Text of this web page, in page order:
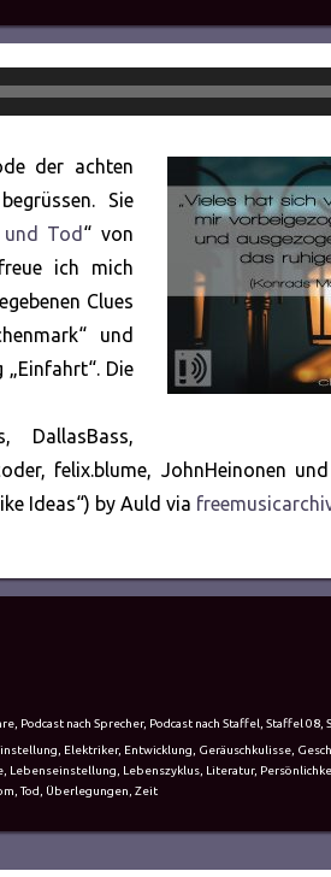
der achten
Sie
Tod “ von
ich mich
Clues
und
Die
DallasBass,
felix.blume, JohnHeinonen
Ideas“) by Auld via
Podcast nach Sprecher, Podcast nach Staffel Staffel 08
Elektriker, Entwicklung Geräuschkulisse
Lebenseinstellung Lebenszyklus Literatur,
,Tod Überlegungen Zeit